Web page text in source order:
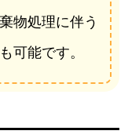
物処理に伴う
可能です。